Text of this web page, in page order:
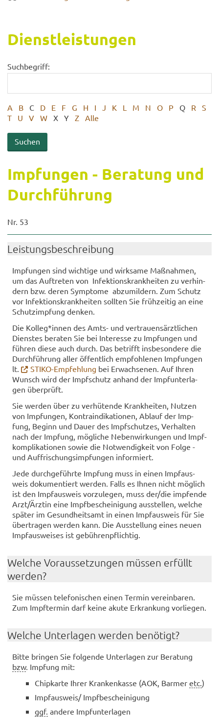
Dienst­leis­tun­gen
Suchbegriff:
A B C D E F G H I J K L M N O P Q R
S
T
U V W X Y Z Alle
Imp­fun­gen - Be­ra­tung und
Durch­füh­rung
Nr. 53
Leis­tungs­be­schrei­bung
Imp­fun­gen sind wich­ti­ge und wirk­sa­me Maß­nah­men,
um das Auf­tre­ten von In­fek­ti­ons­krank­hei­ten zu ver­hin­
dern bzw. deren Sym­pto­me ab­zu­mil­dern. Zum Schutz
vor In­fek­ti­ons­krank­hei­ten soll­ten Sie früh­zei­tig an eine
Schutz­imp­fung den­ken.
Die Kol­leg*innen des Amts- und ver­trau­ens­ärzt­li­chen
Diens­tes be­ra­ten Sie bei In­ter­es­se zu Imp­fun­gen und
füh­ren diese auch durch. Das be­trifft ins­be­son­de­re die
Durch­füh­rung aller öf­fent­lich emp­foh­le­nen Imp­fun­gen
lt.
STIKO-​Empfehlung bei Er­wach­se­nen. Auf Ihren
Wunsch wird der Impf­schutz an­hand der Impf­un­ter­la­
gen über­prüft.
Sie wer­den über zu ver­hü­ten­de Krank­hei­ten, Nut­zen
von Imp­fun­gen, Kon­tra­in­di­ka­tio­nen, Ab­lauf der Imp­
fung, Be­ginn und Dauer des Impf­schut­zes, Ver­hal­ten
nach der Imp­fung, mög­li­che Ne­ben­wir­kun­gen und Impf­
kom­pli­ka­tio­nen sowie die Not­wen­dig­keit von Folge -
und Auf­fri­schungs­imp­fun­gen in­for­miert.
Jede durch­ge­führ­te Imp­fung muss in einen Impf­aus­
weis do­ku­men­tiert wer­den. Falls es Ihnen nicht mög­lich
ist den Impf­aus­weis vor­zu­le­gen, muss der/die imp­fen­de
Arzt/Ärz­tin eine Impf­be­schei­ni­gung aus­stel­len, wel­che
spä­ter im Ge­sund­heits­amt in einen Impf­aus­weis für Sie
über­tra­gen wer­den kann. Die Aus­stel­lung eines neuen
Impf­aus­wei­ses ist ge­büh­ren­pflich­tig.
Wel­che Vor­aus­set­zun­gen müs­sen er­füllt
wer­den?
Sie müs­sen te­le­fo­ni­schen einen Ter­min ver­ein­ba­ren.
Zum Impf­ter­min darf keine akute Er­kran­kung vor­lie­gen.
Wel­che Un­ter­la­gen wer­den be­nö­tigt?
Bitte brin­gen Sie fol­gen­de Un­ter­la­gen zur Be­ra­tung
bzw. Imp­fung mit:
Chip­kar­te Ihrer Kran­ken­kas­se (AOK, Bar­mer etc.)
Impf­aus­weis/ Impf­be­schei­ni­gung
ggf. an­de­re Impf­un­ter­la­gen